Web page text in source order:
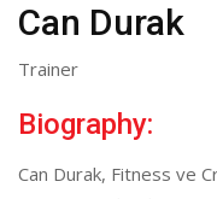
Can Durak
Trainer
Biography:
Can Durak, Fitness ve